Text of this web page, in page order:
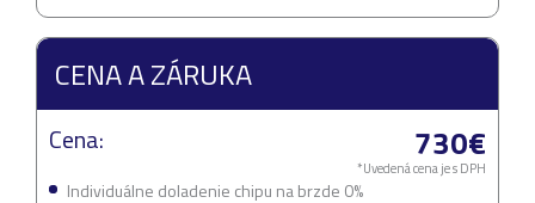
CENA A ZÁRUKA
Cena: 730€
*Uvedená cena je s DPH
Individuálne doladenie chipu na brzde 0%